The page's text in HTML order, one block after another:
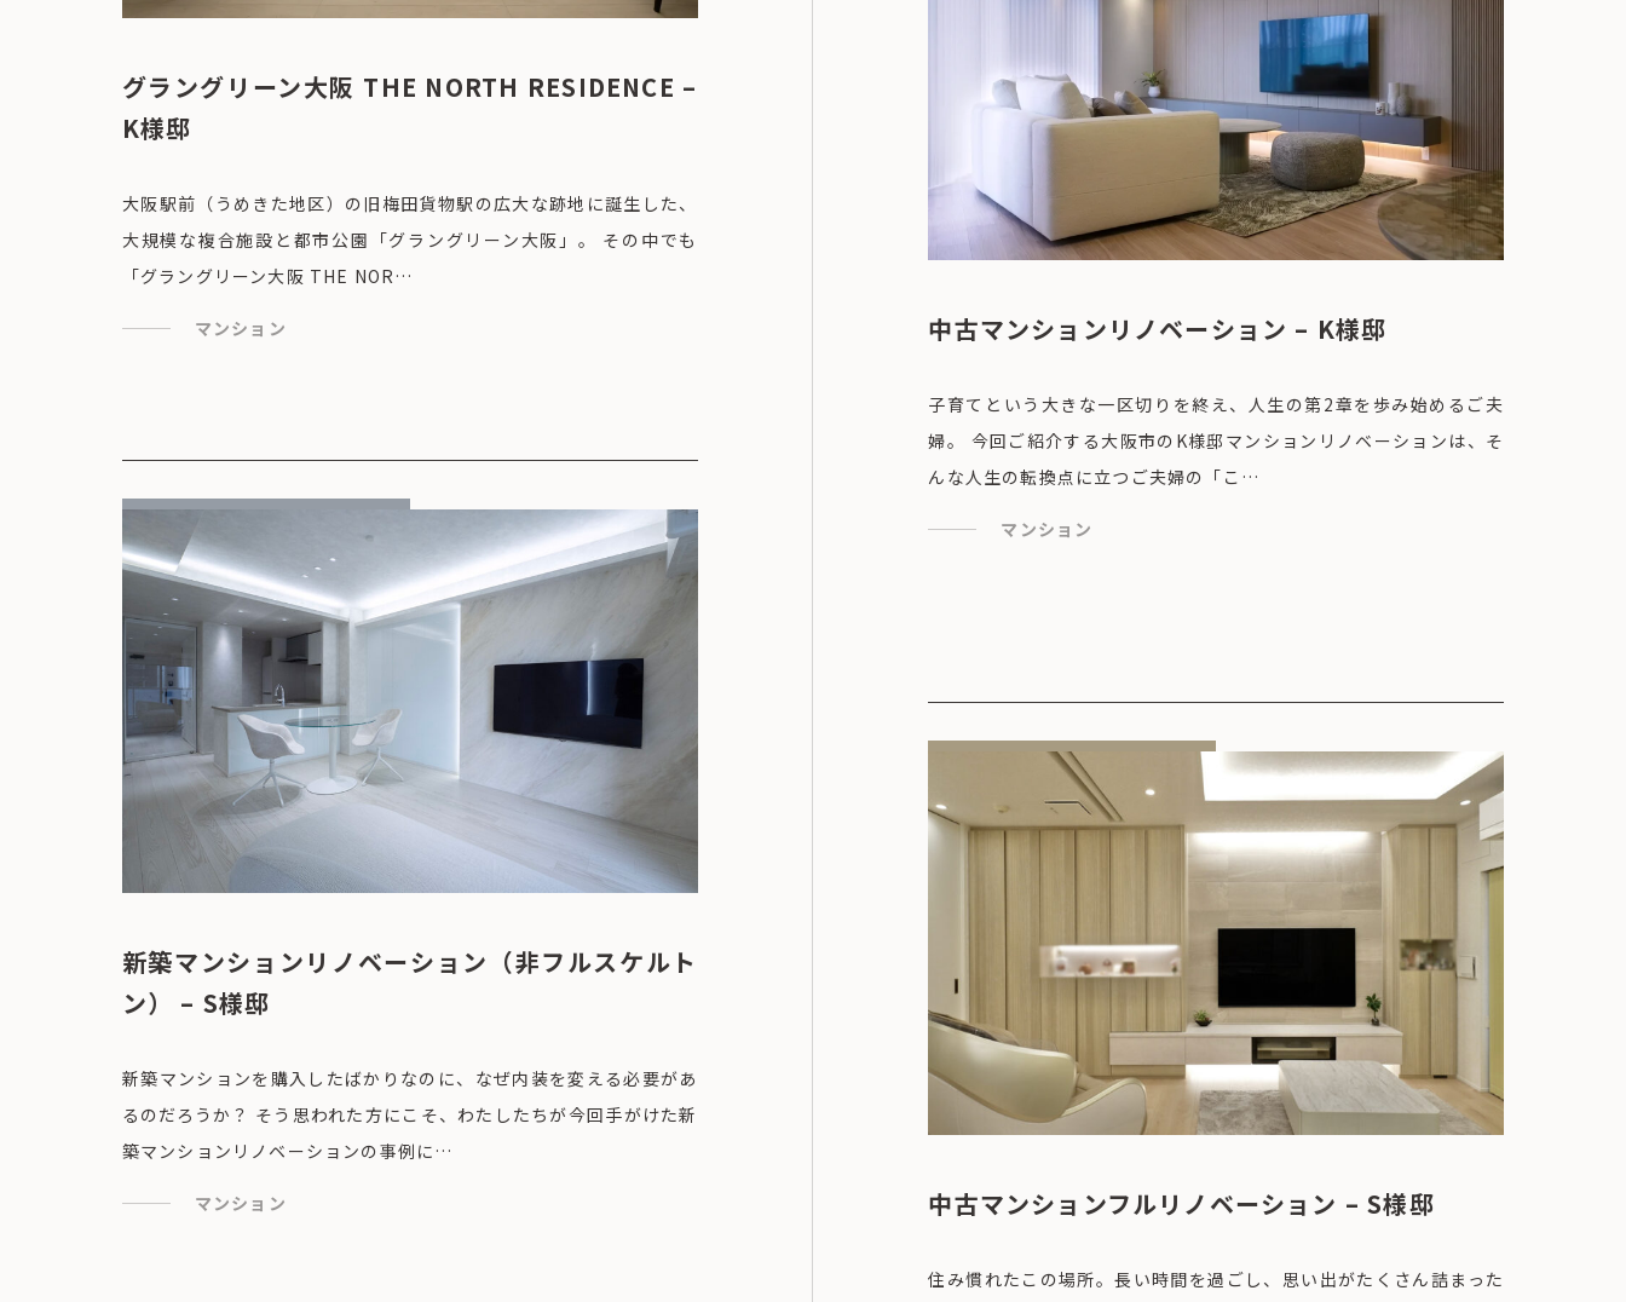
グラングリーン大阪 THE NORTH RESIDENCE –
K様邸
大阪駅前（うめきた地区）の旧梅田貨物駅の広大な跡地に誕生した、
大規模な複合施設と都市公園「グラングリーン大阪」。 その中でも
「グラングリーン大阪 THE NOR…
マンション 中古マンションリノベーション – K様邸
子育てという大きな一区切りを終え、人生の第2章を歩み始めるご夫
婦。 今回ご紹介する大阪市のK様邸マンションリノベーションは、そ
んな人生の転換点に立つご夫婦の「こ…
マンション
新築マンションリノベーション（非フルスケルト
ン） – S様邸
新築マンションを購入したばかりなのに、なぜ内装を変える必要があ
るのだろうか？ そう思われた方にこそ、わたしたちが今回手がけた新
築マンションリノベーションの事例に…
マンション 中古マンションフルリノベーション – S様邸
住み慣れたこの場所。長い時間を過ごし、思い出がたくさん詰まった